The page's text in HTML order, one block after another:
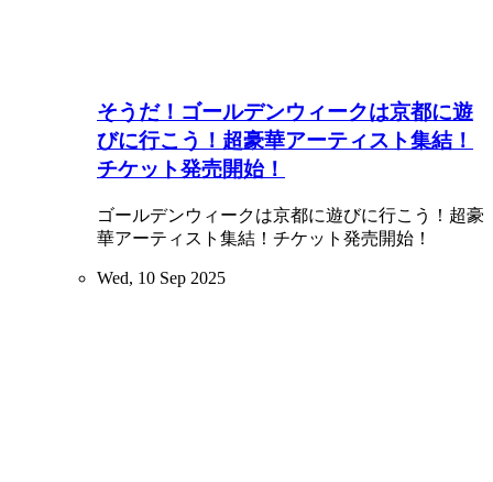
そうだ！ゴールデンウィークは京都に遊
びに行こう！超豪華アーティスト集結！
チケット発売開始！
ゴールデンウィークは京都に遊びに行こう！超豪
華アーティスト集結！チケット発売開始！
Wed, 10 Sep 2025